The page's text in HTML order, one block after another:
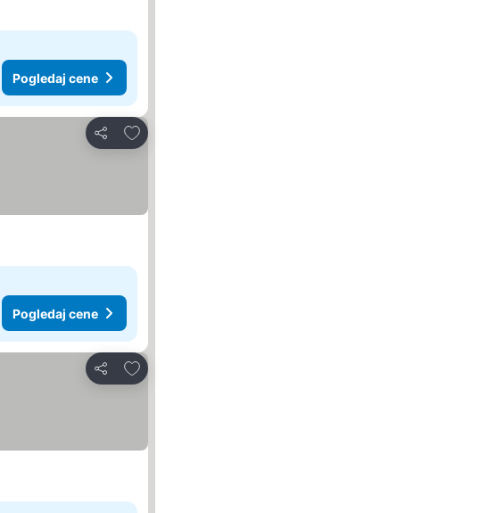
Pogledaj cene
Deli
Dodati u favorite
Pogledaj cene
Deli
Dodati u favorite